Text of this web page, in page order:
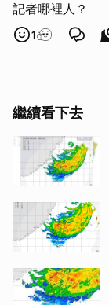
記者哪裡人？
1
繼續看下去